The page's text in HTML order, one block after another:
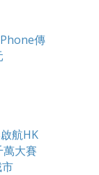
傳
航HK
大賽